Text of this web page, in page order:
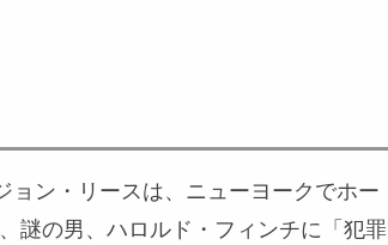
ン・リースは、ニューヨークでホー
謎の男、ハロルド・フィンチに「犯罪